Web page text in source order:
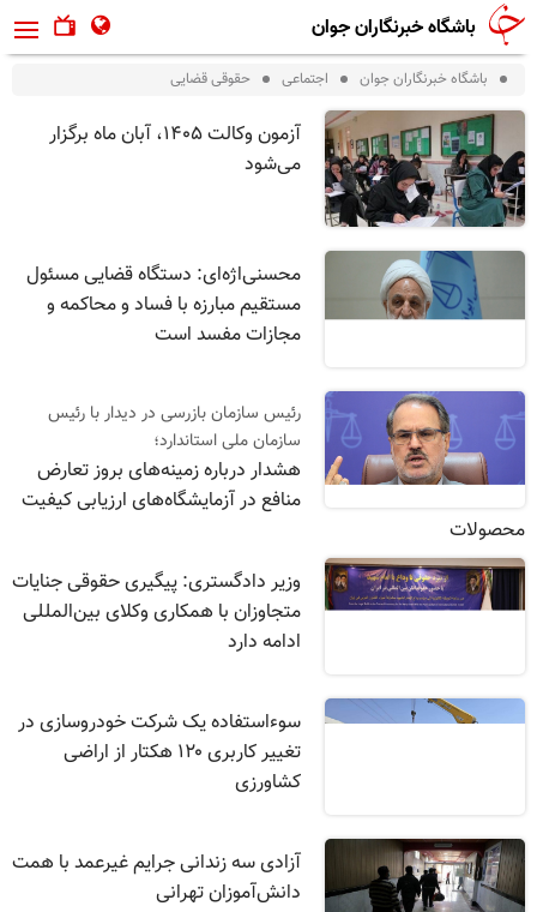
باشگاه خبرنگاران جوان
باشگاه خبرنگاران جوان اجتماعی حقوقی قضایی
آزمون وکالت ۱۴۰۵، آبان ماه برگزار
می‌شود
محسنی‌اژه‌ای: دستگاه قضایی مسئول
مستقیم مبارزه با فساد و محاکمه و
مجازات مفسد است
رئیس سازمان بازرسی در دیدار با رئیس
سازمان ملی استاندارد؛
هشدار درباره زمینه‌های بروز تعارض
منافع در آزمایشگاه‌های ارزیابی کیفیت
محصولات
وزیر دادگستری: پیگیری حقوقی جنایات
متجاوزان با همکاری وکلای بین‌المللی
ادامه دارد
سوءاستفاده یک شرکت خودروسازی در
تغییر کاربری ۱۲۰ هکتار از اراضی
کشاورزی
آزادی سه زندانی جرایم غیرعمد با همت
دانش‌آموزان تهرانی